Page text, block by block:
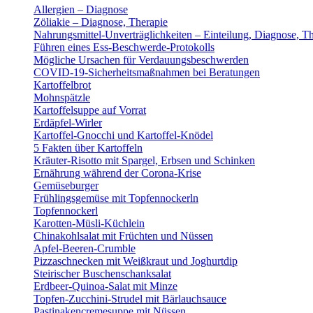
Allergien – Diagnose
Zöliakie – Diagnose, Therapie
Nahrungsmittel-Unverträglichkeiten – Einteilung, Diagnose,
Führen eines Ess-Beschwerde-Protokolls
Mögliche Ursachen für Verdauungsbeschwerden
COVID-19-Sicherheitsmaßnahmen bei Beratungen
Kartoffelbrot
Mohnspätzle
Kartoffelsuppe auf Vorrat
Erdäpfel-Wirler
Kartoffel-Gnocchi und Kartoffel-Knödel
5 Fakten über Kartoffeln
Kräuter-Risotto mit Spargel, Erbsen und Schinken
Ernährung während der Corona-Krise
Gemüseburger
Frühlingsgemüse mit Topfennockerln
Topfennockerl
Karotten-Müsli-Küchlein
Chinakohlsalat mit Früchten und Nüssen
Apfel-Beeren-Crumble
Pizzaschnecken mit Weißkraut und Joghurtdip
Steirischer Buschenschanksalat
Erdbeer-Quinoa-Salat mit Minze
Topfen-Zucchini-Strudel mit Bärlauchsauce